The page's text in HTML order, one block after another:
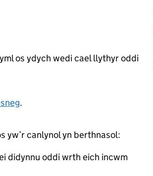
os ydych wedi cael llythyr oddi
.
yw’r canlynol yn berthnasol:
didynnu oddi wrth eich incwm